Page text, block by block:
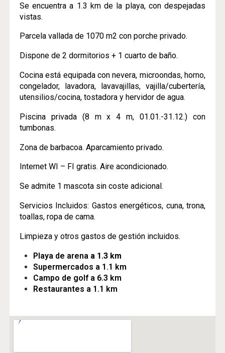
Se encuentra a 1.3 km de la playa, con despejadas
vistas.
Parcela vallada de 1070 m2 con porche privado.
Dispone de 2 dormitorios + 1 cuarto de baño.
Cocina está equipada con nevera, microondas, horno,
congelador, lavadora, lavavajillas, vajilla/cubertería,
utensilios/cocina, tostadora y hervidor de agua.
Piscina privada (8 m x 4 m, 01.01.-31.12.) con
tumbonas.
Zona de barbacoa. Aparcamiento privado.
Internet WI – FI gratis. Aire acondicionado.
Se admite 1 mascota sin coste adicional.
Servicios Incluidos: Gastos energéticos, cuna, trona,
toallas, ropa de cama.
Limpieza y otros gastos de gestión incluidos.
Playa de arena a 1.3 km
Supermercados a 1.1 km
Campo de golf a 6.3 km
Restaurantes a 1.1 km